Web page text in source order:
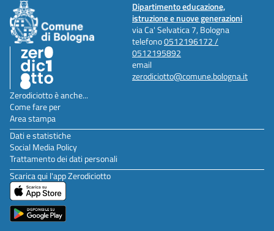
Dipartimento educazione,
istruzione e nuove generazioni
via Ca' Selvatica 7, Bologna
telefono0512196172 /
0512195892
email
zerodiciotto@comune.bologna.it
Zerodiciotto è anche...
Come fare per
Area stampa
Dati e statistiche
Social Media Policy
Trattamento dei dati personali
Scarica qui l'app Zerodiciotto